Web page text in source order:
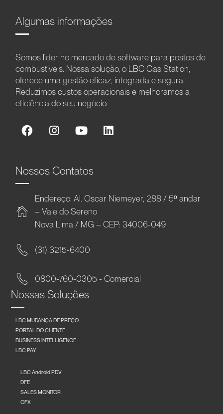
Algumas informações
Somos líder no mercado de software para postos de
combustíveis. Nossa solução, o LBC Gas Station,
oferece uma gestão eficaz, integrada e segura.
Reduzimos custos operacionais e melhoramos a
eficiência do seu negócio.
Nossos Contatos
Endereço: Al. Oscar Niemeyer, 288 / 5º andar
– Vale do Sereno
Nova Lima / MG – CEP: 34006-049
(31) 3215-6400
0800-760-0305 - Comercial
Nossas Soluções
LBC MUDANÇA DE PREÇO
PORTAL DO CLIENTE
BUSINESS INTELLIGENCE
LBC PAY
LBC Android PDV
DFE
SALES MONITOR
OFX